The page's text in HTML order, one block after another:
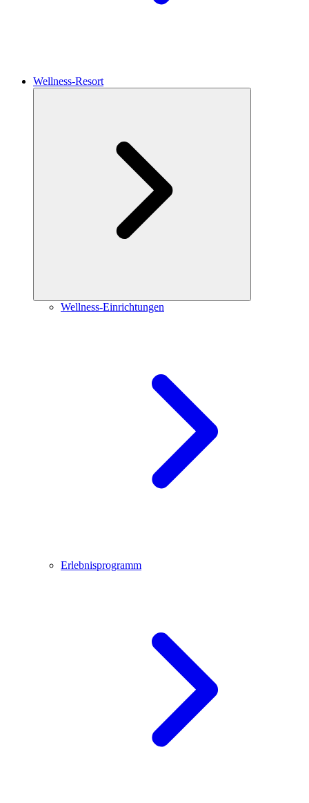
Wellness-Resort
Wellness-Einrichtungen
Erlebnisprogramm